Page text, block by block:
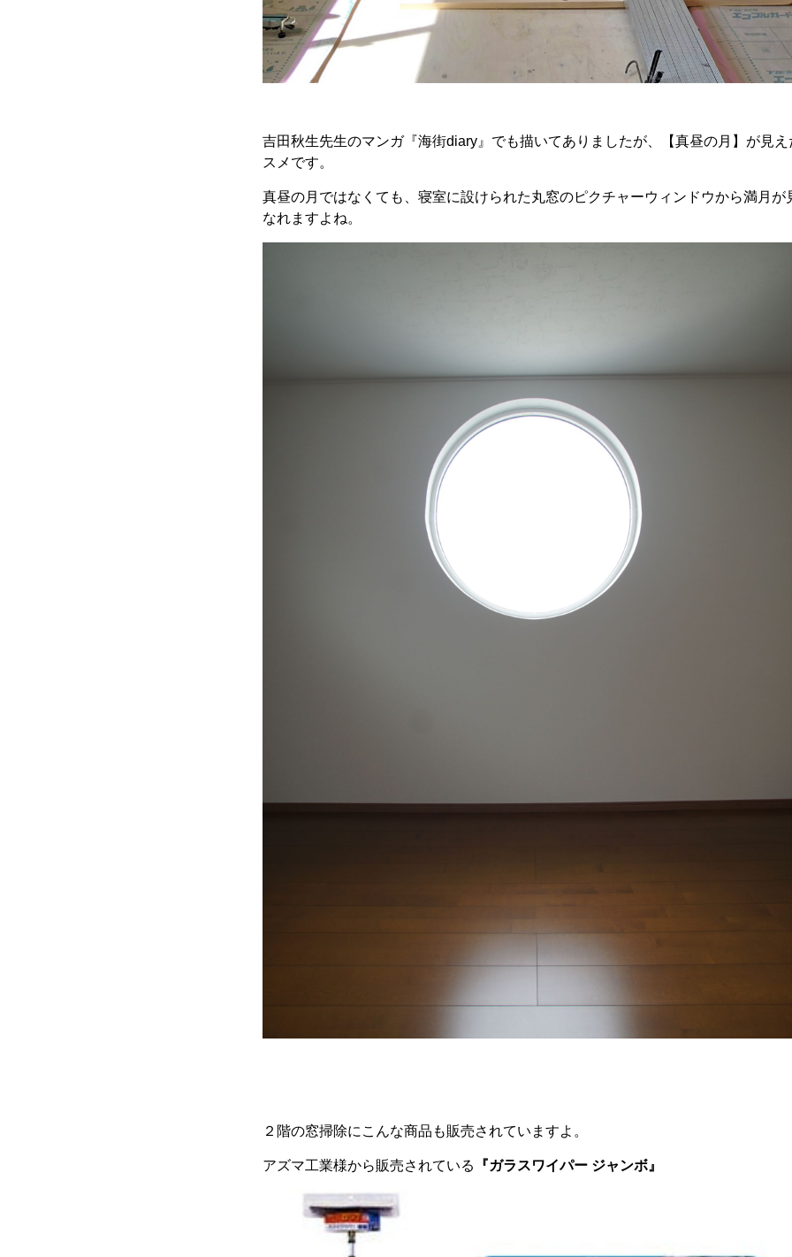
吉田秋生先生のマンガ『海街diary』でも描いてありましたが、【真昼の月】が見
スメです。
真昼の月ではなくても、寝室に設けられた丸窓のピクチャーウィンドウから満月
なれますよね。
２階の窓掃除にこんな商品も販売されていますよ。
アズマ工業様から販売されている 『ガラスワイパー ジャンボ』